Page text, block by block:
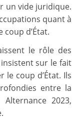
un vide juridique.
quant à
d’État.
le rôle des
sur le fait
le coup d’État. Ils
entre la
2023,